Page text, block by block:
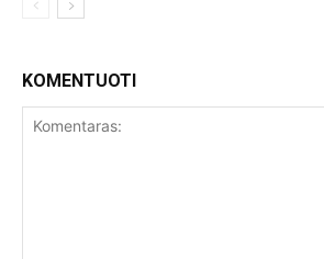
KOMENTUOTI